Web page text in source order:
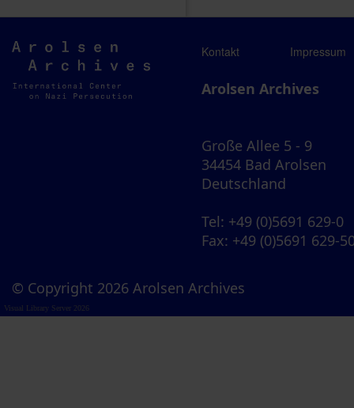
Arolsen
Archives
Kontakt Impressum
Arolsen Archives
Große Allee 5 - 9
34454 Bad Arolsen
Deutschland
Tel: +49 (0)5691 629-0
Fax: +49 (0)5691 629-
© Copyright 2026 Arolsen Archives
Visual Library Server 2026